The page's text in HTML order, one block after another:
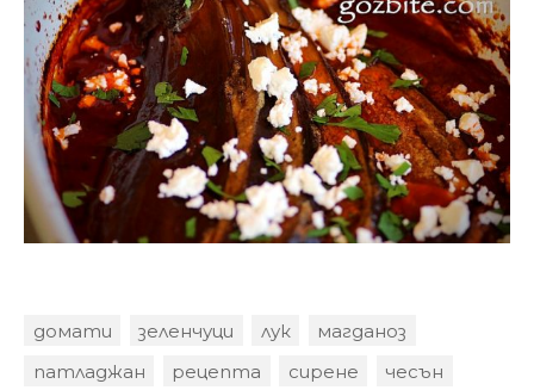
домати зеленчуци лук
магданоз
патладжан
рецепта сирене
чесън